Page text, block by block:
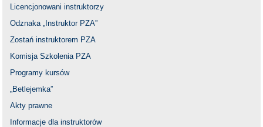
Licencjonowani instruktorzy
Odznaka „Instruktor PZA”
Zostań instruktorem PZA
Komisja Szkolenia PZA
Programy kursów
„Betlejemka”
Akty prawne
Informacje dla instruktorów